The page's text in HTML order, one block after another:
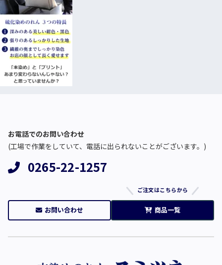
お電話でのお問い合わせ
(工場で作業をしていて、電話に出られないことがございます。)
0265-22-1257
お問い合わせ
ご注文はこちらから
商品一覧